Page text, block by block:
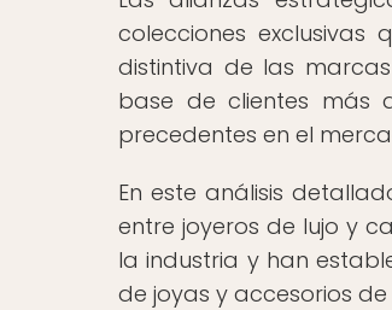
colecciones
distintiva de las
base de clientes más
precedentes en el
En este análisis
entre joyeros de lujo y
la industria y han
de joyas y accesorios de